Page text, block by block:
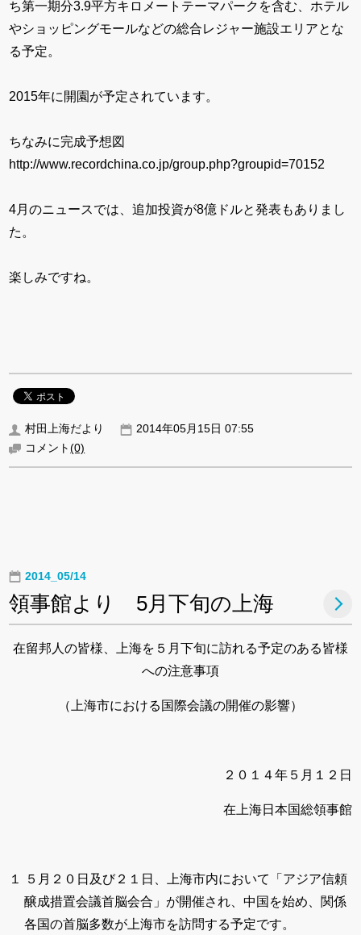
ち第一期分3.9平方キロメートテーマパークを含む、ホテル
やショッピングモールなどの総合レジャー施設エリアとな
る予定。
2015年に開園が予定されています。
ちなみに完成予想図
http://www.recordchina.co.jp/group.php?groupid=70152
4月のニュースでは、追加投資が8億ドルと発表もありまし
た。
楽しみですね。
村田上海だより
2014年05月15日 07:55
コメント(0)
2014_05/14
領事館より 5月下旬の上海
在留邦人の皆様、上海を５月下旬に訪れる予定のある皆様
への注意事項
（上海市における国際会議の開催の影響）
２０１４年５月１２日
在上海日本国総領事館
１ ５月２０日及び２１日、上海市内において「アジア信頼
醸成措置会議首脳会合」が開催され、中国を始め、関係
各国の首脳多数が上海市を訪問する予定です。